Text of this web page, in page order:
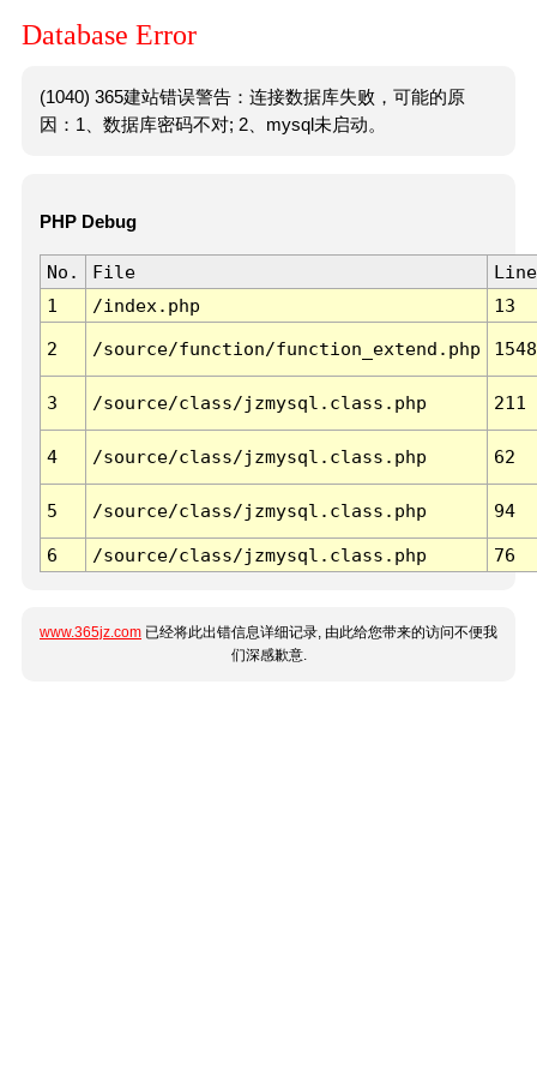
Database Error
(1040) 365建站错误警告：连接数据库失败，可能的原
因：1、数据库密码不对; 2、mysql未启动。
PHP Debug
No. File
Line
1
/index.php 13
2 /source/function/function_extend.php 1548
3 /source/class/jzmysql.class.php 211
4 /source/class/jzmysql.class.php 62
5 /source/class/jzmysql.class.php 94
6 /source/class/jzmysql.class.php 76
www.365jz.com 已经将此出错信息详细记录, 由此给您带来的访问不便我
们深感歉意.